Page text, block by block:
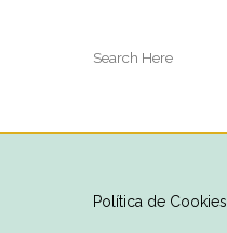
Política de Cookies